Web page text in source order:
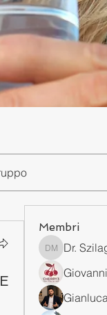
Membri
Dr. Szilagyi
Dr.